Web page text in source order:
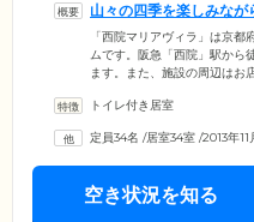
山々の四季を楽しみなが
す
「西院マリアヴィラ」は京
ムです。阪急「西院」駅から
ます。また、施設の周辺はお
境です。施設は5階建ての建
やすい地域にありながら、美
様に自分らしく豊かな生活を
トイレ付き居室
定員34名 /居室34室 /2013年11
空き状況を知る